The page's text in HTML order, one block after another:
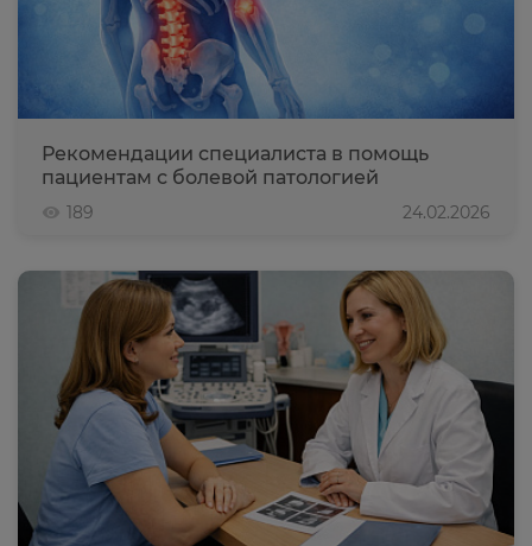
Рекомендации специалиста в помощь
пациентам с болевой патологией
189 24.02.2026